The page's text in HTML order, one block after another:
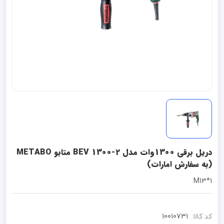
دریل برقی 1300وات مدل BEV 1300-2 متابو METABO
(به سفارش امارات)
1*M13
کد کالا: 10010731